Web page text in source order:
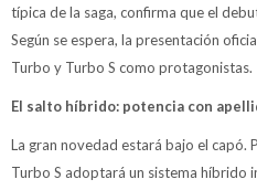
típica de la saga, confirma que el
Según se espera, la presentación
Turbo y Turbo S como protagonistas.
El salto híbrido: potencia con
La gran novedad estará bajo el capó.
Turbo S adoptará un sistema híbrido